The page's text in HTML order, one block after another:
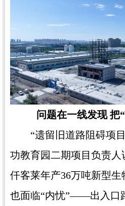
问题在一线发现 把
“遗留旧道路阻碍项目
功教育园二期项目负责人
仟客莱年产36万吨新型
也面临“内忧”——出入口